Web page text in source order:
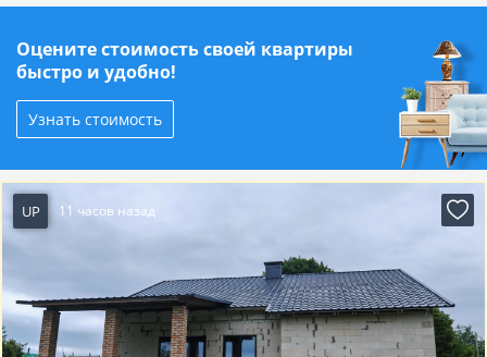
Оцените стоимость своей квартиры
быстро и удобно!
Узнать стоимость
UP 11 часов назад